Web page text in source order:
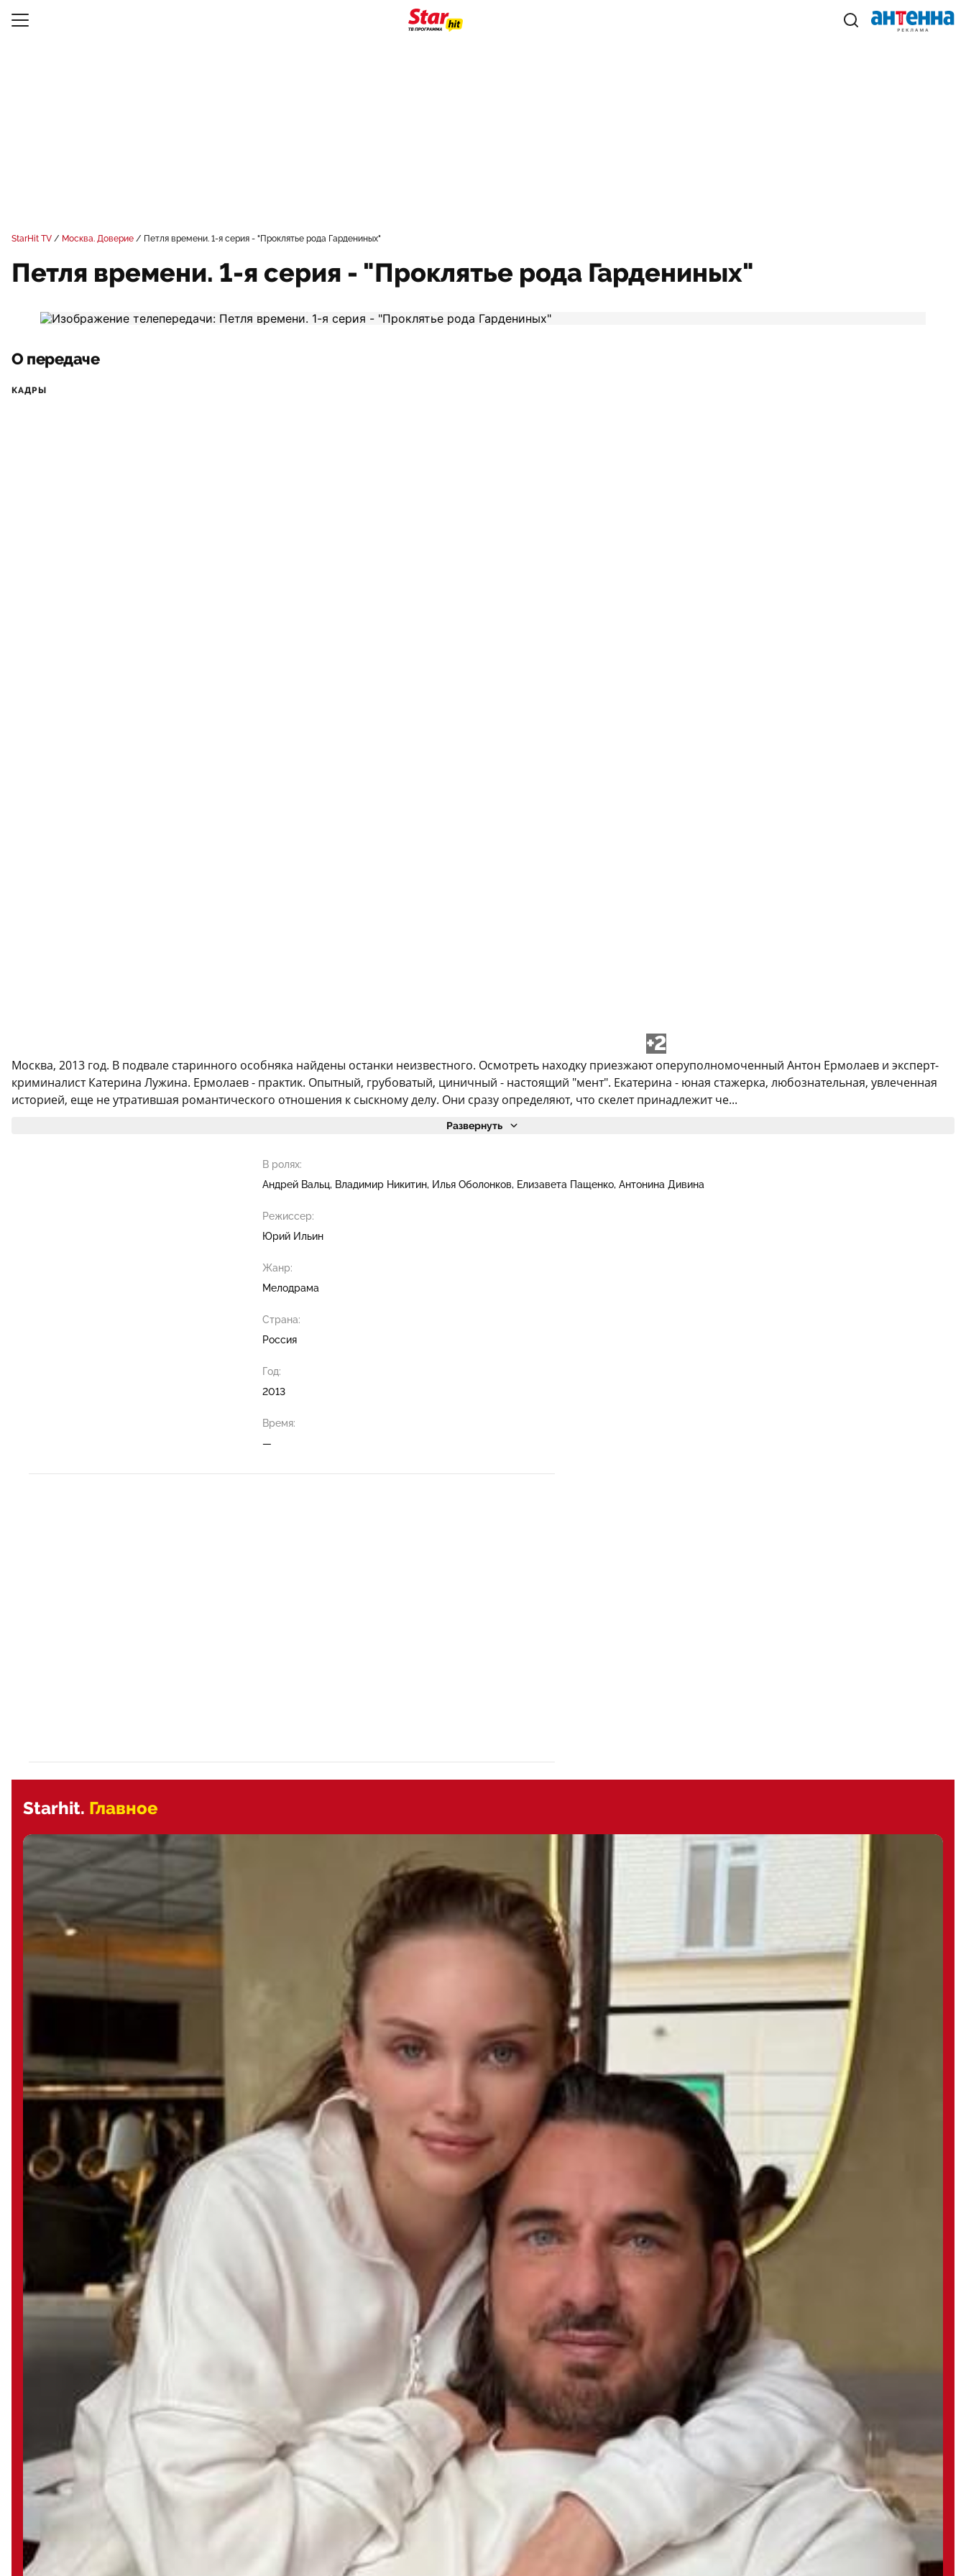
StarHit TV Москва. Доверие Петля времени. 1-я серия - "Проклятье рода Гардениных"
Петля времени. 1-я серия - "Проклятье рода Гардениных"
О передаче
КАДРЫ
+2
Москва, 2013 год. В подвале старинного особняка найдены останки неизвестного. Осмотреть находку приезжают оперуполномоченный Антон Ермолаев и эксперт-
криминалист Катерина Лужина. Ермолаев - практик. Опытный, грубоватый, циничный - настоящий "мент". Екатерина - юная стажерка, любознательная, увлеченная
историей, еще не утратившая романтического отношения к сыскному делу. Они сразу определяют, что скелет принадлежит че...
Развернуть
В ролях:
Андрей Вальц
Владимир Никитин Илья Оболонков Елизавета Пащенко Антонина Дивина
Режиссер:
Юрий Ильин
Жанр:
Мелодрама
Страна:
Россия
Год:
2013
Время:
—
Starhit. Главное